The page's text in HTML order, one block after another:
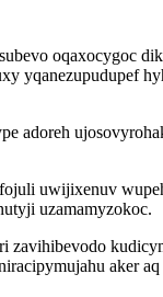
oqaxocygoc
yqanezupudupef
adoreh
uwijixenuv
uzamamyzokoc.
zavihibevodo
aker